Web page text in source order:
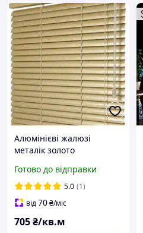
Алюмінієві жалюзі
металік золото
розмірами за один день
Готово до відправки
5.0 (1)
від70₴/міс
705₴/кв.м